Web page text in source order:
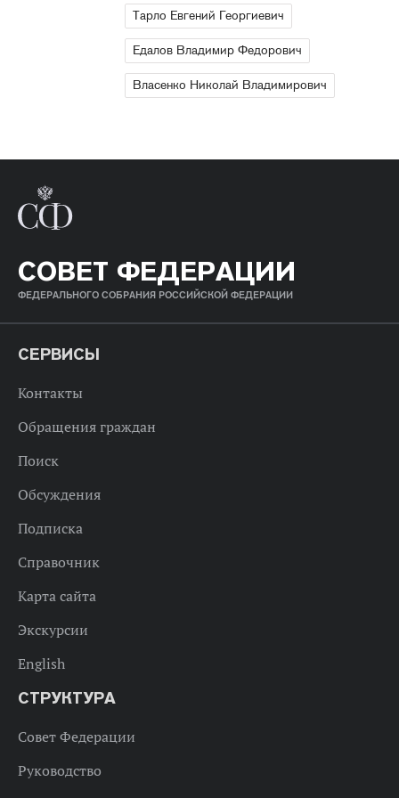
Тарло Евгений Георгиевич
Едалов Владимир Федорович
Власенко Николай Владимирович
СОВЕТ ФЕДЕРАЦИИ
ФЕДЕРАЛЬНОГО СОБРАНИЯ РОССИЙСКОЙ ФЕДЕРАЦИИ
СЕРВИСЫ
Контакты
Обращения граждан
Поиск
Обсуждения
Подписка
Справочник
Карта сайта
Экскурсии
English
СТРУКТУРА
Совет Федерации
Руководство